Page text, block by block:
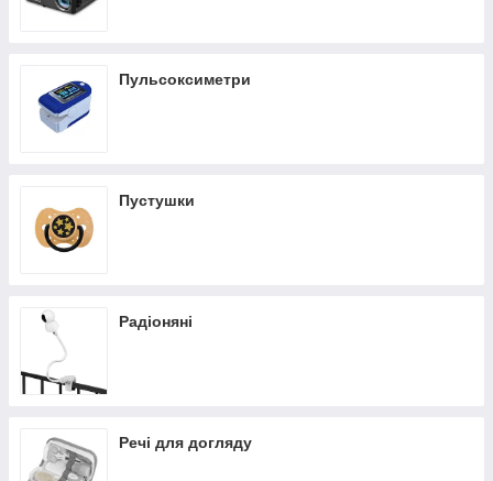
Пульсоксиметри
Пустушки
Радіоняні
Речі для догляду